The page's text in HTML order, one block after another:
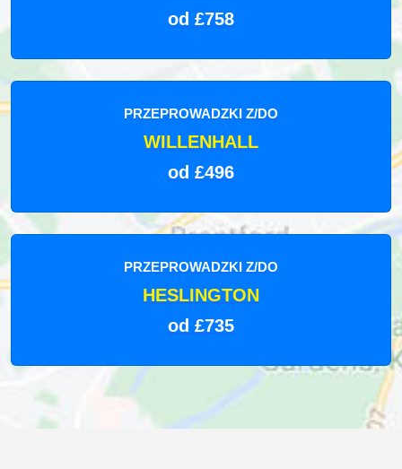
od £758
PRZEPROWADZKI Z/DO
WILLENHALL
od £496
PRZEPROWADZKI Z/DO
HESLINGTON
od £735